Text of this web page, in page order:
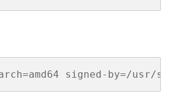
signed-by=/